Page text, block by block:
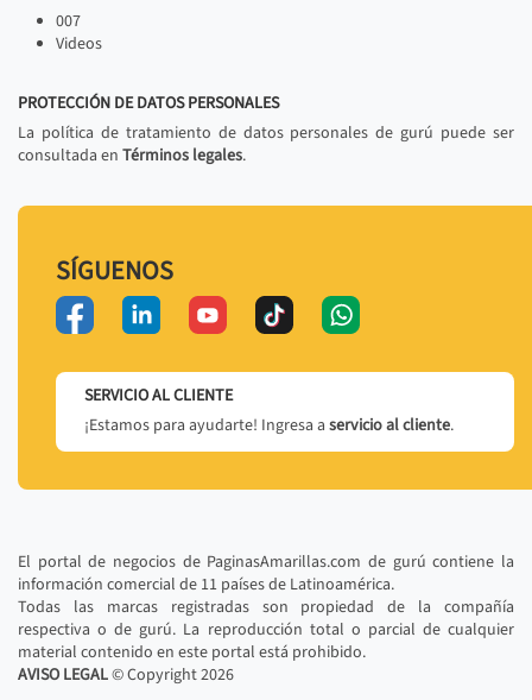
007
Videos
PROTECCIÓN DE DATOS PERSONALES
La política de tratamiento de datos personales de gurú puede ser
consultada en Términos legales.
SÍGUENOS
SERVICIO AL CLIENTE
¡Estamos para ayudarte! Ingresa a servicio al cliente.
El portal de negocios de PaginasAmarillas.com de gurú contiene la
información comercial de 11 países de Latinoamérica.
Todas las marcas registradas son propiedad de la compañía
respectiva o de gurú. La reproducción total o parcial de cualquier
material contenido en este portal está prohibido.
AVISO LEGAL© Copyright2026